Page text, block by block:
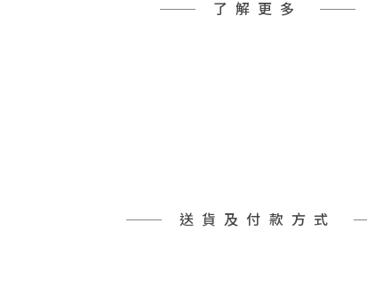
了解更多
送貨及付款方式